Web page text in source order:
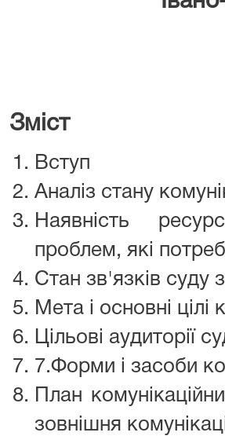
Зміст
Вступ
Аналіз стану
Наявність
проблем, які
Стан зв'язків суду
Мета і основні цілі
Цільові аудиторії
7.Форми і засоби
План
зовнішня